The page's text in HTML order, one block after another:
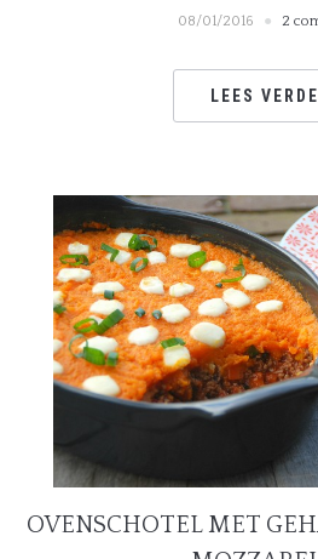
08/01/2016 2
LEES
OVENSCHOTEL MET